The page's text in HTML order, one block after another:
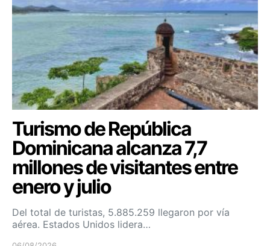
Turismo de República
Dominicana alcanza 7,7
millones de visitantes entre
enero y julio
Del total de turistas, 5.885.259 llegaron por vía
aérea. Estados Unidos lidera…